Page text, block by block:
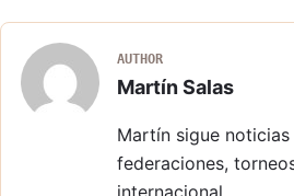
AUTHOR
Martín Salas
Martín sigue noticias
federaciones,
internacional.